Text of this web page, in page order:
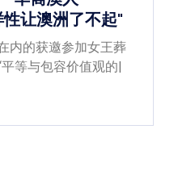
性让澳洲了不起"
内的获邀参加女王葬
等与包容价值观的|